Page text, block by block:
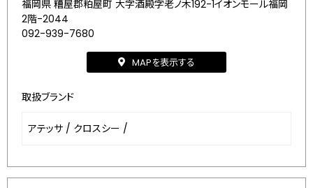
福岡県 糟屋郡粕屋町 大字酒殿字老ノ木192-1イオンモール福岡
2階-2044
092-939-7680
MAPを表示する
取扱ブランド
アテッサ / クロスシー /